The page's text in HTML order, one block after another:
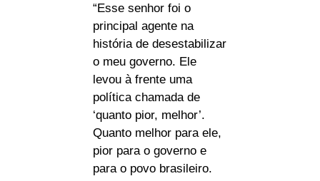
“Esse senhor foi o
principal agente na
história de desestabilizar
o meu governo. Ele
levou à frente uma
política chamada de
‘quanto pior, melhor’.
Quanto melhor para ele,
pior para o governo e
para o povo brasileiro.